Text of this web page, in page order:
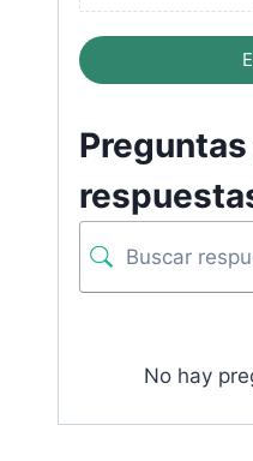
No hay